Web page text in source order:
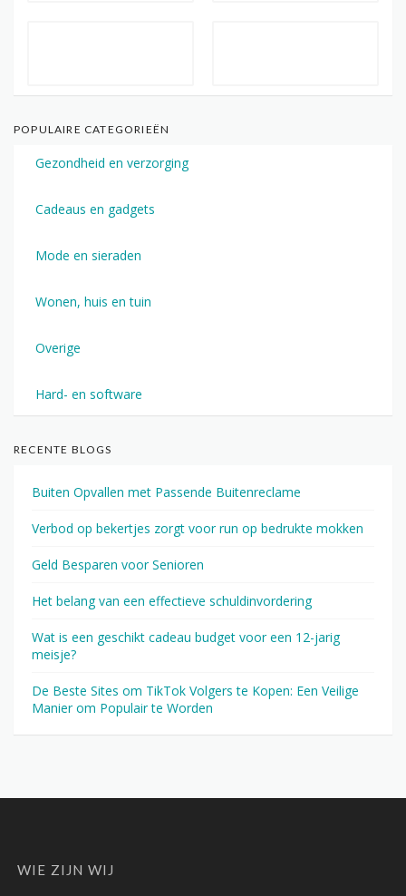
POPULAIRE CATEGORIEËN
Gezondheid en verzorging
Cadeaus en gadgets
Mode en sieraden
Wonen, huis en tuin
Overige
Hard- en software
RECENTE BLOGS
Buiten Opvallen met Passende Buitenreclame
Verbod op bekertjes zorgt voor run op bedrukte mokken
Geld Besparen voor Senioren
Het belang van een effectieve schuldinvordering
Wat is een geschikt cadeau budget voor een 12-jarig
meisje?
De Beste Sites om TikTok Volgers te Kopen: Een Veilige
Manier om Populair te Worden
WIE ZIJN WIJ